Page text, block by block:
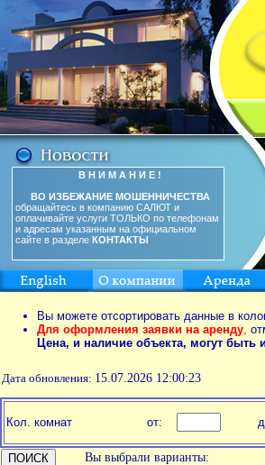
В Н И М А Н И Е !
ВО ИЗБЕЖАНИЕ МОШЕННИЧЕСТВА
обращайтесь в компанию САЛЮТ и
оплачивайте услуги ТОЛЬКО по телефонам
и адресам указанным на официальном
сайте в разделе КОНТАКТЫ
Вы можете отсортировать данные в
Для оформления заявки на аренду,
Цена, и наличие объекта, могут быть
Дата обновления: 15.07.2026 12:00:23
Кол. комнат от:
Вы выбрали варианты: